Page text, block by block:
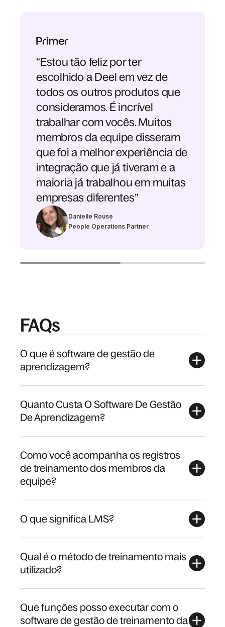
“Estou tão feliz por ter
escolhido a Deel em vez de
todos os outros produtos que
consideramos. É incrível
trabalhar com vocês. Muitos
membros da equipe disseram
que foi a melhor experiência de
integração que já tiveram e a
maioria já trabalhou em muitas
empresas diferentes”
Danielle Rouse
People Operations Partner
FAQs
O que é software de gestão de
aprendizagem?
Quanto Custa O Software De Gestão
De Aprendizagem?
Como você acompanha os registros
de treinamento dos membros da
equipe?
O que significa LMS?
Qual é o método de treinamento mais
utilizado?
Que funções posso executar com o
software de gestão de treinamento da